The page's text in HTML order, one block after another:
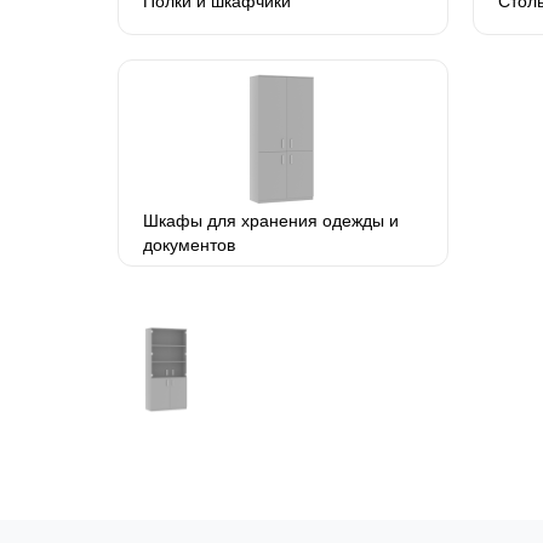
Шкафы для хранения одежды и
документов